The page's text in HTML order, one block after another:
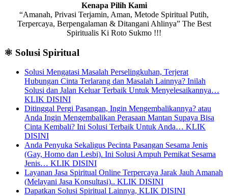
Kenapa Pilih Kami
“Amanah, Privasi Terjamin, Aman, Metode Spiritual Putih,
Terpercaya, Berpengalaman & Ditangani Ahlinya” The Best
Spiritualis Ki Roto Sukmo !!!
⚛️ Solusi Spiritual
Solusi Mengatasi Masalah Perselingkuhan, Terjerat
Hubungan Cinta Terlarang dan Masalah Lainnya? Inilah
Solusi dan Jalan Keluar Terbaik Untuk Menyelesaikannya…
KLIK DISINI
Ditinggal Pergi Pasangan, Ingin Mengembalikannya? atau
Anda Ingin Mengembalikan Perasaan Mantan Supaya Bisa
Cinta Kembali? Ini Solusi Terbaik Untuk Anda… KLIK
DISINI
Anda Penyuka Sekaligus Pecinta Pasangan Sesama Jenis
(Gay, Homo dan Lesbi). Ini Solusi Ampuh Pemikat Sesama
Jenis… KLIK DISINI
Layanan Jasa Spiritual Online Terpercaya Jarak Jauh Amanah
(Melayani Jasa Konsultasi).. KLIK DISINI
Dapatkan Solusi Spiritual Lainnya, KLIK DISINI